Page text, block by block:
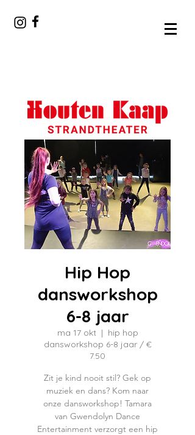
Hip Hop
dansworkshop
6-8 jaar
ma 17 okt
  |
hip hop
dansworkshop 6-8 jaar / €
7.50
Zit je kind nooit stil? Gek op
muziek en dans? Kom naar
onze dansworkshop! Tamara
van Gwendolyn Dance
Entertainment verzorgt een hip